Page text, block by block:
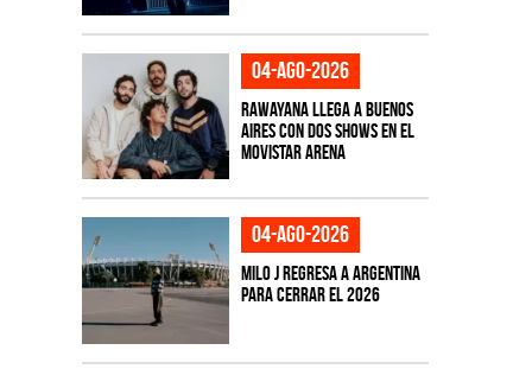
04-ago-2026
Rawayana llega a Buenos
Aires con dos shows en el
Movistar Arena
04-ago-2026
Milo J regresa a Argentina
para cerrar el 2026